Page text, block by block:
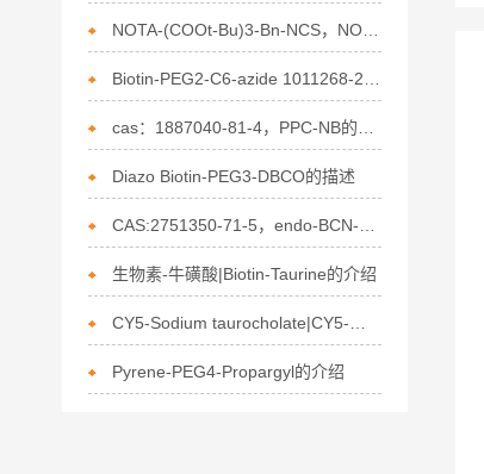
NOTA-(COOt-Bu)3-Bn-NCS，NOTA-三叔丁酯-Bn-NCS的相关描述
Diazo Biotin-PEG3-DBCO的描述
生物素-牛磺酸|Biotin-Taurine的介绍
Pyrene-PEG4-Propargyl的介绍